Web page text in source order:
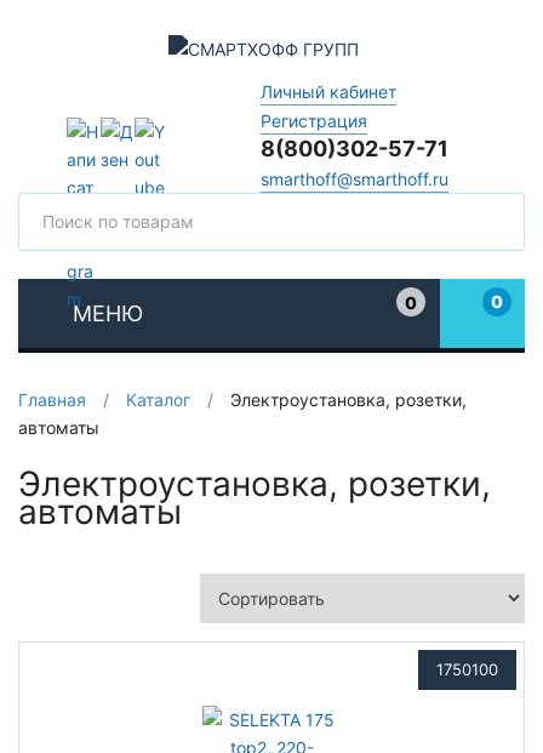
Личный кабинет
Регистрация
8(800)302-57-71
smarthoff@smarthoff.ru
МЕНЮ
0
0
Главная / Каталог /
Электроустановка, розетки,
автоматы
Электроустановка, розетки,
автоматы
1750100